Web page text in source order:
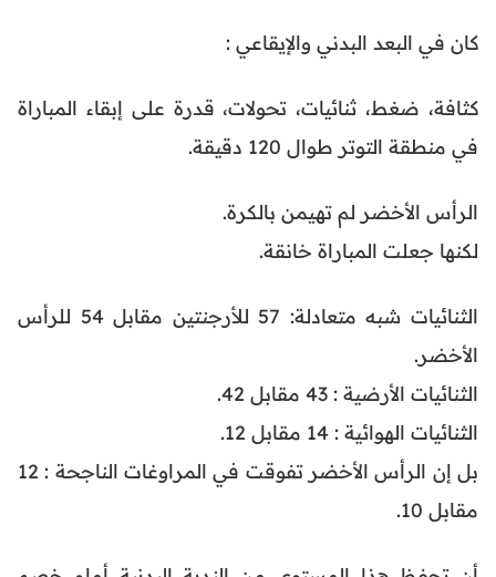
كان في البعد البدني والإيقاعي :
كثافة، ضغط، ثنائيات، تحولات، قدرة على إبقاء المباراة
في منطقة التوتر طوال 120 دقيقة.
الرأس الأخضر لم تهيمن بالكرة.
لكنها جعلت المباراة خانقة.
الثنائيات شبه متعادلة: 57 للأرجنتين مقابل 54 للرأس
الأخضر.
الثنائيات الأرضية : 43 مقابل 42.
الثنائيات الهوائية : 14 مقابل 12.
بل إن الرأس الأخضر تفوقت في المراوغات الناجحة : 12
مقابل 10.